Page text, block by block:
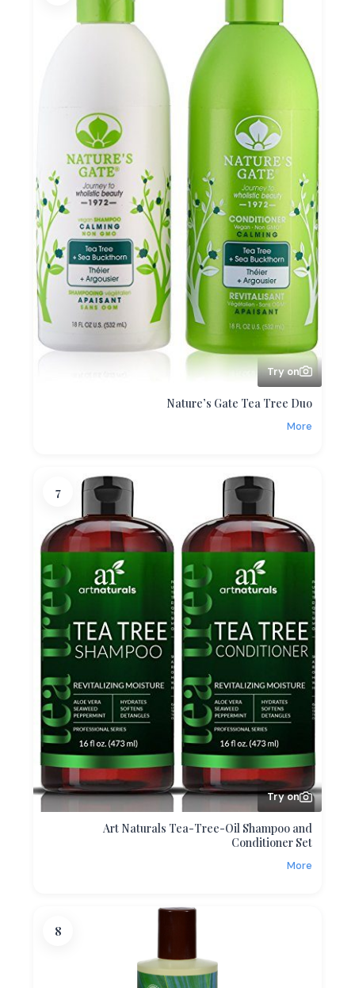
Try on
Nature’s Gate Tea Tree Duo
More
7
Try on
Art Naturals Tea-Tree-Oil Shampoo and
Conditioner Set
More
8